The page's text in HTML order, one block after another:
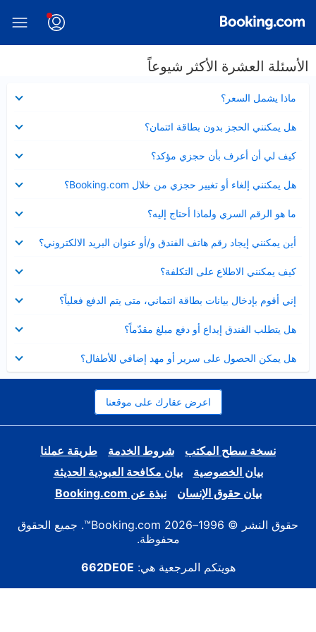
الأسئلة العشرة الأكثر شيوعاً
ماذا يشمل السعر؟
مصغر
هل يمكنني الحجز بدون بطاقة ائتمان؟
مصغر
كيف لي أن أعرف بأن حجزي مؤكد؟
مصغر
هل يمكنني إلغاء أو تغيير حجزي من خلال Booking.com؟
مصغر
ما هو الرقم السري ولماذا أحتاج إليه؟
مصغر
أين يمكنني إيجاد رقم هاتف الفندق و/أو عنوان البريد الالكتروني؟
عرض
مصغر
كيف يمكنني الاطلاع على التكلفة؟
مصغر
إني أقوم بإدخال بيانات بطاقة ائتماني، متى يتم الدفع فعلياً؟
مصغر
هل يتطلب الفندق إيداع أو دفع مبلغ مقدّماً؟
مصغر
هل يمكن الحصول على سرير أو مهد إضافي للأطفال؟
مصغر
اعرض عقارك على موقعنا
نسخة سطح المكتب شروط الخدمة
طريقة عملنا
بيان الخصوصية
بيان مكافحة العبودية الحديثة
بيان حقوق الإنسان
نبذة عن Booking.com
حقوق النشر © 1996–2026 Booking.com™. جميع الحقوق
محفوظة.
هويتكم المرجعية هي: 662DE0E